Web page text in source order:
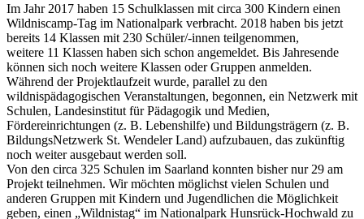
Im Jahr 2017 haben 15 Schulklassen mit circa 300 Kindern einen
Wildniscamp-Tag im Nationalpark verbracht. 2018 haben bis jetzt
bereits 14 Klassen mit 230 Schüler/-innen teilgenommen,
weitere 11 Klassen haben sich schon angemeldet. Bis Jahresende
können sich noch weitere Klassen oder Gruppen anmelden.
Während der Projektlaufzeit wurde, parallel zu den
wildnispädagogischen Veranstaltungen, begonnen, ein Netzwerk mit
Schulen, Landesinstitut für Pädagogik und Medien,
Fördereinrichtungen (z. B. Lebenshilfe) und Bildungsträgern (z. B.
BildungsNetzwerk St. Wendeler Land) aufzubauen, das zukünftig
noch weiter ausgebaut werden soll.
Von den circa 325 Schulen im Saarland konnten bisher nur 29 am
Projekt teilnehmen. Wir möchten möglichst vielen Schulen und
anderen Gruppen mit Kindern und Jugendlichen die Möglichkeit
geben, einen „Wildnistag“ im Nationalpark Hunsrück-Hochwald zu